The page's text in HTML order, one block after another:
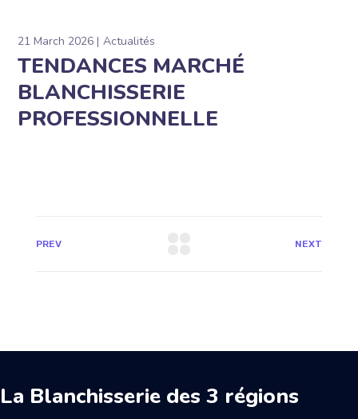
21 March 2026 Actualités
TENDANCES MARCHÉ
BLANCHISSERIE
PROFESSIONNELLE
PREV NEXT
La Blanchisserie des 3 régions